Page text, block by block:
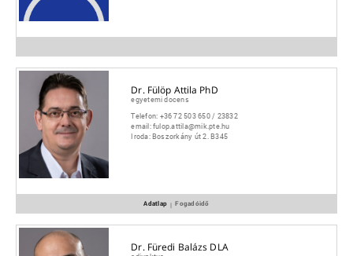
Dr. Fülöp Attila PhD
egyetemi docens
Telefon: +36 72 503 650 / 23832
email:fulop.attila@mik.pte.hu
Iroda:Boszorkány út 2. B345
Adatlap | Fogadóidő
Dr. Füredi Balázs DLA